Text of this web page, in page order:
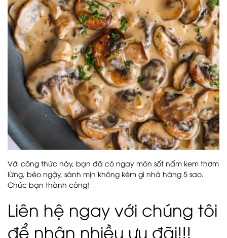
Với công thức này, bạn đã có ngay món sốt nấm kem thơm
lừng, béo ngậy, sánh mịn không kém gì nhà hàng 5 sao.
Chúc bạn thành công!
Liên hệ ngay với chúng tôi
để nhận nhiều ưu đãi!!!